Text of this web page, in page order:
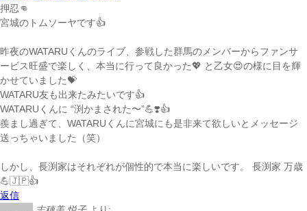
押忍👊
宮城のトムソーヤです👍
昨夜のWATARUくんのライブ、参戦した群馬のメンバーからファンサ
ービス旺盛で楽しく、本当に行って良かった💖 と乙女😍の様に目を輝
かせていました💝
WATARU友も出来たみたいです👍
WATARUくんに “渕かまされた〜”💪❣️👍
羨まし過ぎて、WATARUくんに宮城にも是非来て欲しいとメッセージ
送っちゃいました（笑）
しかし、長渕家はそれぞれが個性的で本当に楽しいです。 長渕家 万歳
💪🇯🇵👍
返信